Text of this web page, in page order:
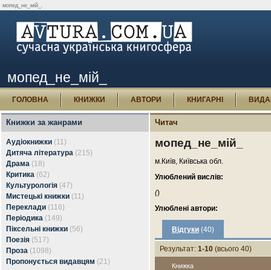
мопед_не_мій_.
мопед_не_мій_
ГОЛОВНА КНИЖКИ АВТОРИ КНИГАРНІ
Книжки за жанрами
Аудіокнижки (11)
Дитяча література (215)
Драма (18)
Критика (62)
Культурологія (47)
Мистецькі книжки (11)
Переклади (116)
Періодика (149)
Піксельні книжки (56)
Поезія (517)
Проза (1098)
Пропонується видавцям (21)
Читач
мопед_не_мій_
м.Київ, Київська обл.
Улюблений вислів:
()
Улюблені автори:
Відгуки (40)
Результат: 1-10 (всього 40)
Книжка